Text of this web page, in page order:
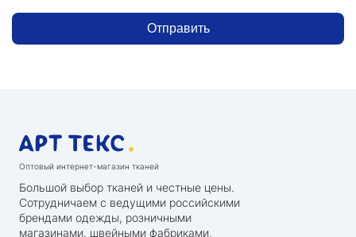
Отправить
Оптовый интернет-магазин тканей
Большой выбор тканей и честные цены.
Сотрудничаем с ведущими российскими
брендами одежды, розничными
магазинами, швейными фабриками,